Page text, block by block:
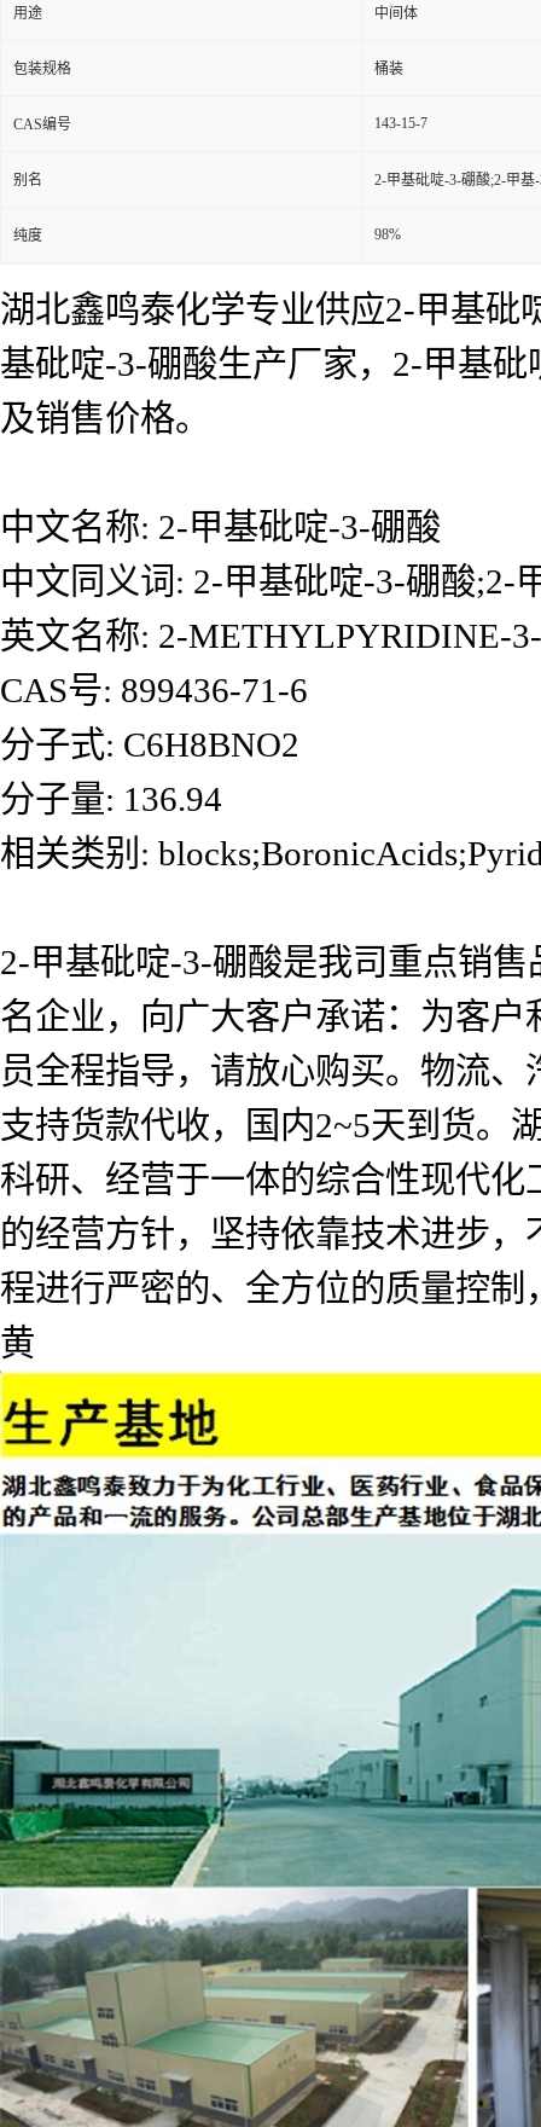
用途 中间体
包装规格 桶装
CAS编号 143-15-7
别名 2-甲基砒啶-3-硼酸;2-甲
纯度 98%
湖北鑫鸣泰化学专业供应2-甲基砒
基砒啶-3-硼酸生产厂家，2-甲基
及销售价格。
中文名称: 2-甲基砒啶-3-硼酸
中文同义词: 2-甲基砒啶-3-硼酸;2-
英文名称: 2-METHYLPYRIDINE-
CAS号: 899436-71-6
分子式: C6H8BNO2
分子量: 136.94
相关类别:
2-甲基砒啶-3-硼酸是我司重点销
名企业，向广大客户承诺：为客
员全程指导，请放心购买。物流
支持货款代收，国内2~5天到货。
科研、经营于一体的综合性现代
的经营方针，坚持依靠技术进步
程进行严密的、全方位的质量控
黄